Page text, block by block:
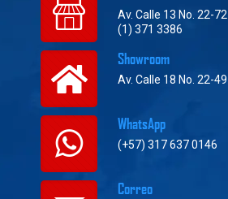
Av. Calle 13 No. 22-72
(1) 371 3386
Showroom
Av. Calle 18 No. 22-49
WhatsApp
(+57) 317 637 0146
Correo